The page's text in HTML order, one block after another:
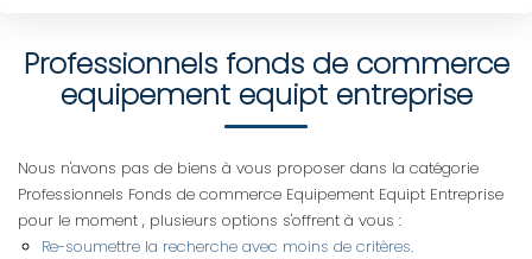
VENDRE/ESTIMER
Nos Références
Nos Services
Sélectionnez...
Type de bien
Surface min
Créer une alerte
Professionnels fonds de commerce
equipement equipt entreprise
Nous n'avons pas de biens à vous proposer dans la catégorie
Professionnels Fonds de commerce Equipement Equipt Entreprise
pour le moment , plusieurs options s'offrent à vous :
Re-soumettre la recherche avec moins de critères.